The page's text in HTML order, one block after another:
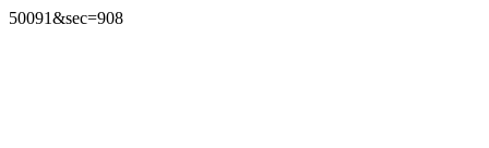
50091&sec=908